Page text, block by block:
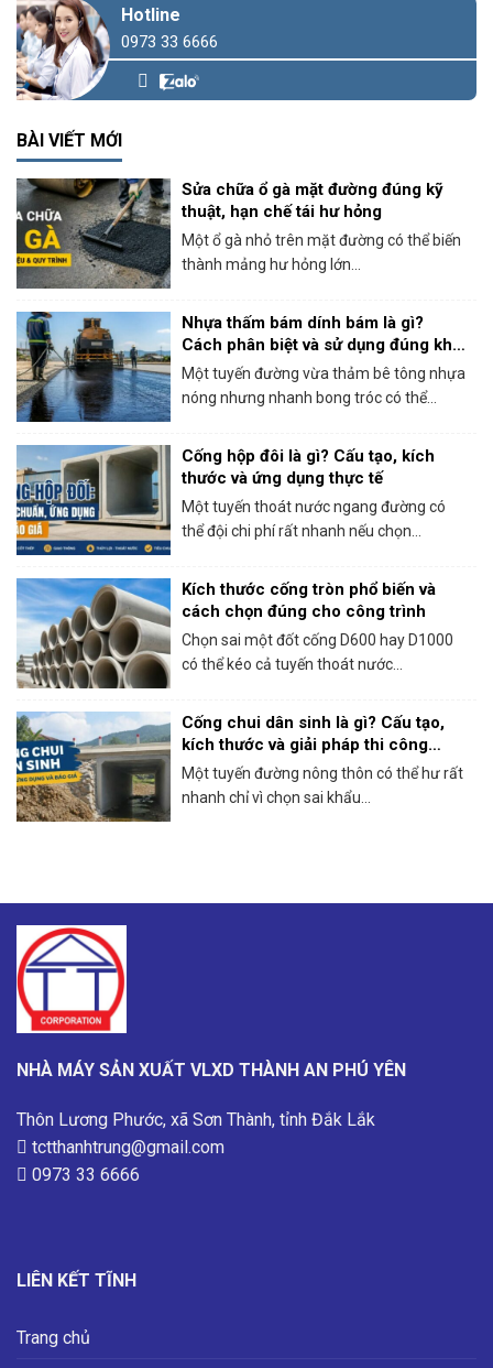
Hotline
0973 33 6666
BÀI VIẾT MỚI
Sửa chữa ổ gà mặt đường đúng kỹ
thuật, hạn chế tái hư hỏng
Một ổ gà nhỏ trên mặt đường có thể biến
thành mảng hư hỏng lớn...
Nhựa thấm bám dính bám là gì?
Cách phân biệt và sử dụng đúng khi
thi công bê tông nhựa
Một tuyến đường vừa thảm bê tông nhựa
nóng nhưng nhanh bong tróc có thể...
Cống hộp đôi là gì? Cấu tạo, kích
thước và ứng dụng thực tế
Một tuyến thoát nước ngang đường có
thể đội chi phí rất nhanh nếu chọn...
Kích thước cống tròn phổ biến và
cách chọn đúng cho công trình
Chọn sai một đốt cống D600 hay D1000
có thể kéo cả tuyến thoát nước...
Cống chui dân sinh là gì? Cấu tạo,
kích thước và giải pháp thi công
thực tế
Một tuyến đường nông thôn có thể hư rất
nhanh chỉ vì chọn sai khẩu...
NHÀ MÁY SẢN XUẤT VLXD THÀNH AN PHÚ YÊN
Thôn Lương Phước, xã Sơn Thành, tỉnh Đắk Lắk
tctthanhtrung@gmail.com
0973 33 6666
LIÊN KẾT TĨNH
Trang chủ